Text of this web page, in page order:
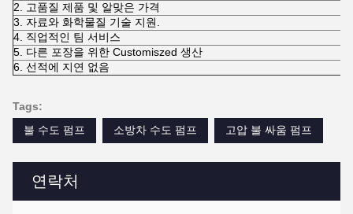
연락처
2. 고품질 제품 및 알맞은 가격
3. 자료와 화학물질 기술 지원.
4. 직업적인 팀 서비스
5. 다른 포장을 위한 Customiszed 생산
6. 선적에 지연 없음
Tags:
불 수도 펌프
소방차 수도 펌프 고압 불 싸움 펌프